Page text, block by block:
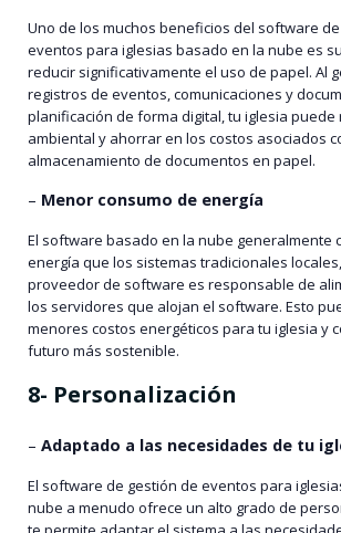
Uno de los muchos beneficios del software
eventos para iglesias basado en la nube es
reducir significativamente el uso de papel. Al
registros de eventos, comunicaciones y
planificación de forma digital, tu iglesia puede
ambiental y ahorrar en los costos asociados
almacenamiento de documentos en papel.
– Menor consumo de energía
El software basado en la nube generalmente
energía que los sistemas tradicionales
proveedor de software es responsable de
los servidores que alojan el software. Esto
menores costos energéticos para tu iglesia y
futuro más sostenible.
8- Personalización
– Adaptado a las necesidades de tu
El software de gestión de eventos para
nube a menudo ofrece un alto grado de